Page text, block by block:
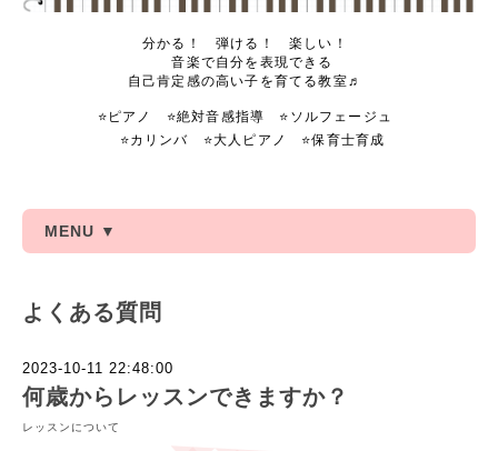
分かる！ 弾ける！ 楽しい！
音楽で自分を表現できる
自己肯定感の高い子を育てる教室♬
⭐️ピアノ ⭐️絶対音感指導 ⭐️ソルフェージュ
⭐️カリンバ ⭐️大人ピアノ ⭐️保育士育成
MENU ▼
よくある質問
2023-10-11 22:48:00
何歳からレッスンできますか？
レッスンについて